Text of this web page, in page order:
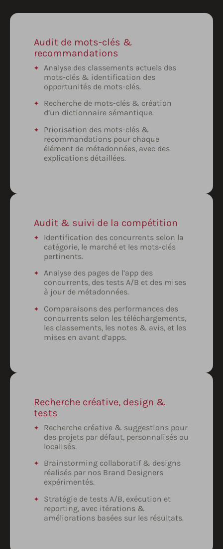
Audit de mots-clés &
recommandations
Analyse des classements actuels des
mots-clés & identification des
opportunités de mots-clés.
Recherche de mots-clés & création
d’un dictionnaire sémantique.
Priorisation des mots-clés &
recommandations pour chaque
élément de métadonnées, avec des
explications détaillées.
Audit & suivi de la compétition
Identification des concurrents selon la
catégorie, le marché et les mots-clés
pertinents.
Analyse des pages de l’app des
concurrents, des tests A/B et des mises
à jour de métadonnées.
Comparaisons des performances des
concurrents selon les téléchargements,
les classements, les notes & avis, et les
mises en avant d’apps.
Recherche créative, design &
tests
Recherche créative & suggestions pour
des projets par défaut, personnalisés ou
localisés.
Brainstorming collaboratif & designs
réalisés par nos Brand Designers
expérimentés.
Stratégie de tests A/B, exécution et
reporting, avec itérations &
améliorations basées sur les résultats.